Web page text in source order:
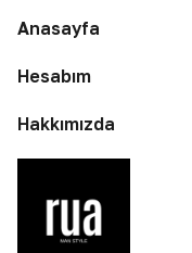
Anasayfa
Hesabım
Hakkımızda